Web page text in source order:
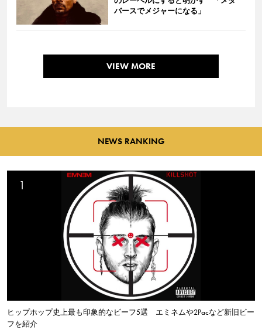
バースでメジャーになる」
VIEW MORE
NEWS RANKING
ヒップホップ史上最も印象的なビーフ5選 エミネムや2Pacなど新旧ビー
フを紹介